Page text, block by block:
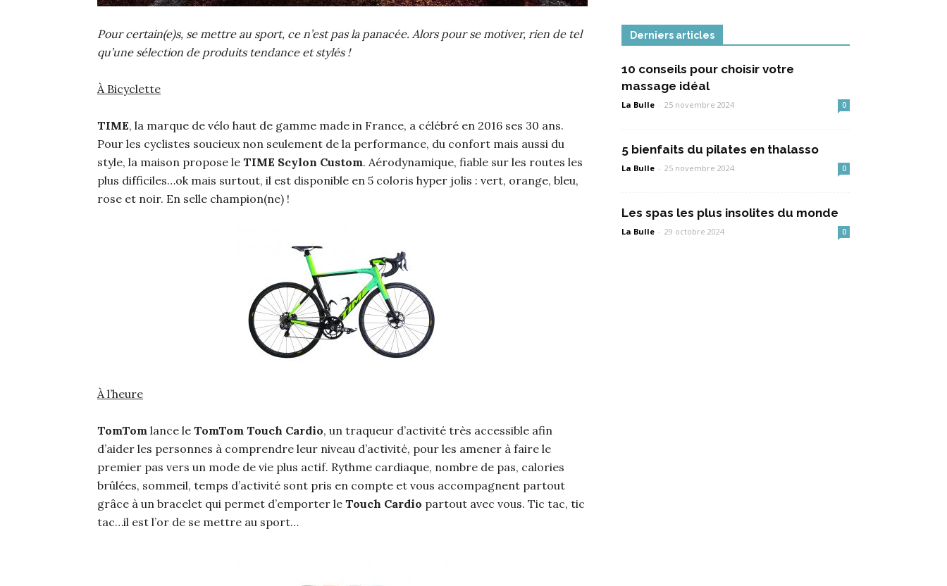
Pour certain(e)s, se mettre au sport, ce n’est pas la panacée. Alors pour se motiver, rien de tel
qu’une sélection de produits tendance et stylés !
À Bicyclette
TIME, la marque de vélo haut de gamme made in France, a célébré en 2016 ses 30 ans.
Pour les cyclistes soucieux non seulement de la performance, du confort mais aussi du
style, la maison propose le TIME Scylon Custom. Aérodynamique, fiable sur les routes les
plus difficiles…ok mais surtout, il est disponible en 5 coloris hyper jolis : vert, orange, bleu,
rose et noir. En selle champion(ne) !
À l’heure
TomTom lance le TomTom Touch Cardio, un traqueur d’activité très accessible afin
d’aider les personnes à comprendre leur niveau d’activité, pour les amener à faire le
premier pas vers un mode de vie plus actif. Rythme cardiaque, nombre de pas, calories
brûlées, sommeil, temps d’activité sont pris en compte et vous accompagnent partout
grâce à un bracelet qui permet d’emporter le Touch Cardio partout avec vous. Tic tac, tic
tac…il est l’or de se mettre au sport…
Derniers articles
10 conseils pour choisir votre
massage idéal
La Bulle - 25 novembre 2024 0
5 bienfaits du pilates en thalasso
La Bulle - 25 novembre 2024 0
Les spas les plus insolites du monde
La Bulle - 29 octobre 2024 0